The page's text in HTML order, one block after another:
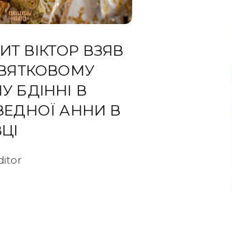
ВІКТОР ВЗЯВ
БДІННІ В
АННИ В